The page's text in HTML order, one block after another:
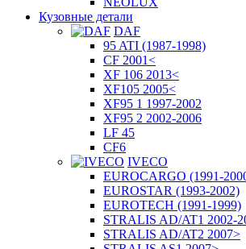
Кузовные детали
DAF
95 ATI (1987-1998)
CF 2001<
XF 106 2013<
XF105 2005<
XF95 1 1997-2002
XF95 2 2002-2006
LF 45
CF6
IVECO
EUROCARGO (1991-
EUROSTAR (1993-2002)
EUROTECH (1991-1999)
STRALIS AD/AT1 2002-
STRALIS AD/AT2 2007>